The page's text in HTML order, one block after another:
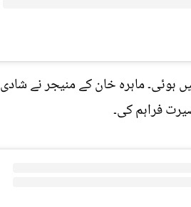
ماہرہ خان کے منیجر نے شادی
فراہم کی۔